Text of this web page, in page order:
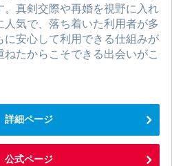
。真剣交際や再婚を視野に入れ
人気で、落ち着いた利用者が多
に安心して利用できる仕組みが
たからこそできる出会いがこ
詳細ページ
公式ページ